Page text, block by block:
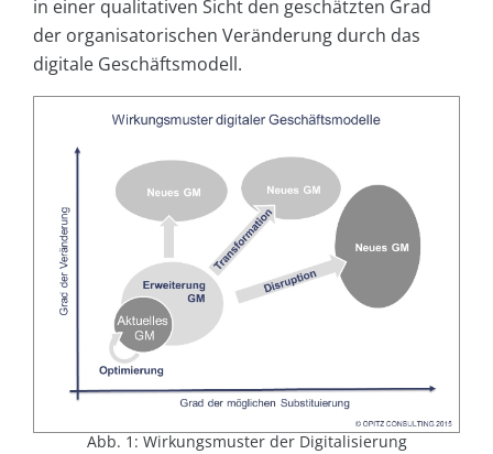
in einer qualitativen Sicht den geschätzten Grad
der organisatorischen Veränderung durch das
digitale Geschäftsmodell.
Abb. 1: Wirkungsmuster der Digitalisierung